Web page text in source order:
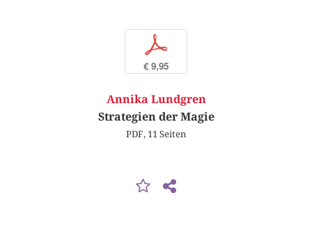
p
€ 9,95
Annika Lundgren
Strategien der Magie
PDF, 11 Seiten